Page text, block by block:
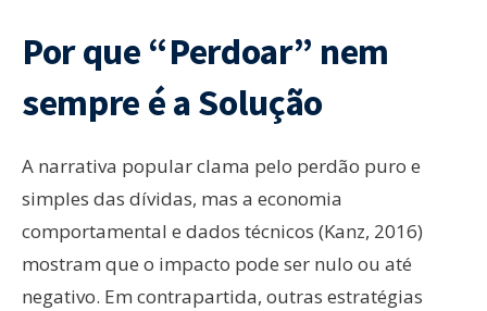
Por que “Perdoar” nem
sempre é a Solução
A narrativa popular clama pelo perdão puro e
simples das dívidas, mas a economia
comportamental e dados técnicos (Kanz, 2016)
mostram que o impacto pode ser nulo ou até
negativo. Em contrapartida, outras estratégias